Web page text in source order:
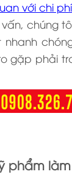
với chi
chúng
gặp phải
phẩm